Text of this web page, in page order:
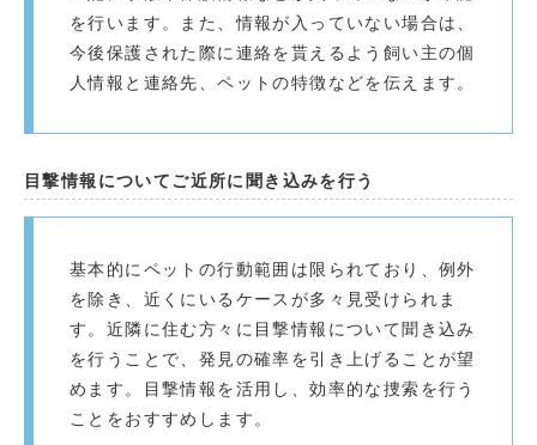
を行います。また、情報が入っていない場合は、
今後保護された際に連絡を貰えるよう飼い主の個
人情報と連絡先、ペットの特徴などを伝えます。
目撃情報についてご近所に聞き込みを行う
基本的にペットの行動範囲は限られており、例外
を除き、近くにいるケースが多々見受けられま
す。近隣に住む方々に目撃情報について聞き込み
を行うことで、発見の確率を引き上げることが望
めます。目撃情報を活用し、効率的な捜索を行う
ことをおすすめします。